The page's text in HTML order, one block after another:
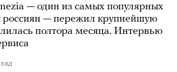
— один из самых популярных
россиян — пережил крупнейшую
полтора месяца. Интервью